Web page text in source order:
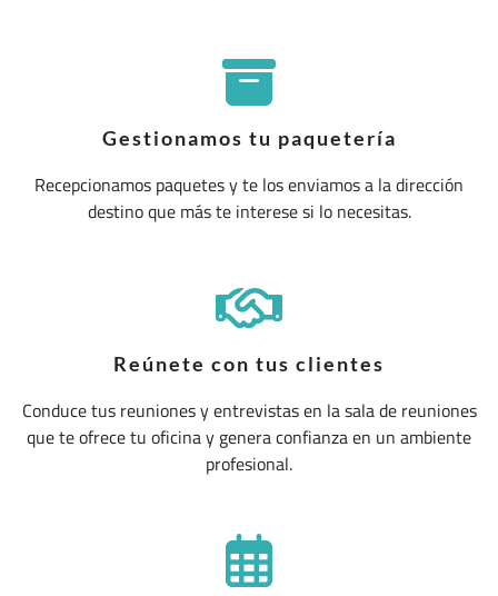
Gestionamos tu paquetería
Recepcionamos paquetes y te los enviamos a la dirección
destino que más te interese si lo necesitas.
Reúnete con tus clientes
Conduce tus reuniones y entrevistas en la sala de reuniones
que te ofrece tu oficina y genera confianza en un ambiente
profesional.